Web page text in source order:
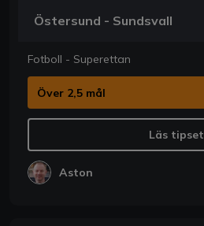
Östersund - Sundsvall
Fotboll - Superettan
Över 2,5 mål
Läs tipset
Aston